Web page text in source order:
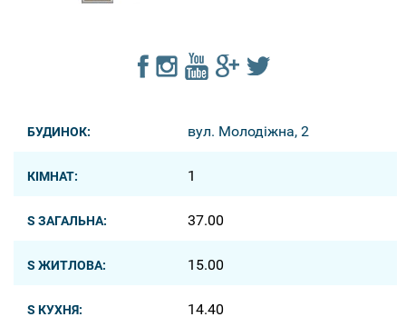
БУДИНОК: вул. Молодіжна, 2
КІМНАТ: 1
S ЗАГАЛЬНА: 37.00
S ЖИТЛОВА: 15.00
S КУХНЯ: 14.40